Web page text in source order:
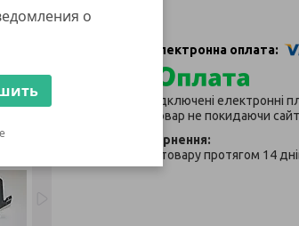
о
У компанії підключені
будь-який товар не покидаючи
повернення товару протягом 14